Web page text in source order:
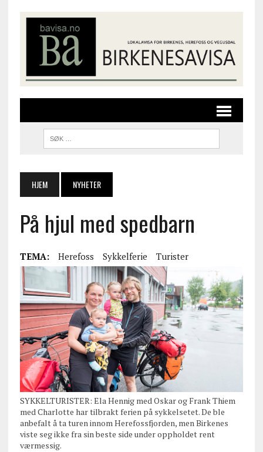
HJEM NYHETER
På hjul med spedbarn
TEMA: Herefoss Sykkelferie Turister
SYKKELTURISTER: Ela Hennig med Oskar og Frank Thiem
med Charlotte har tilbrakt ferien på sykkelsetet. De ble
anbefalt å ta turen innom Herefossfjorden, men Birkenes
viste seg ikke fra sin beste side under oppholdet rent
værmessig.